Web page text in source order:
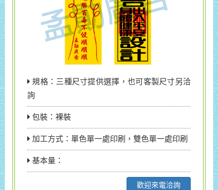
規格：三種尺寸提供選擇，也可客製尺寸另洽
詢
包裝：裸裝
加工方式：單色單一處印刷，雙色單一處印刷
基本量：
歡迎來電洽詢